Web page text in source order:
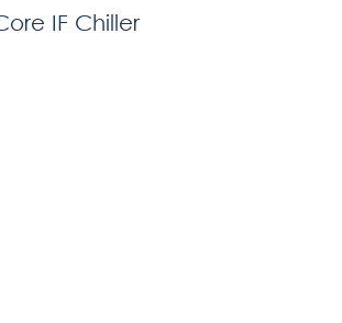
IF Chiller